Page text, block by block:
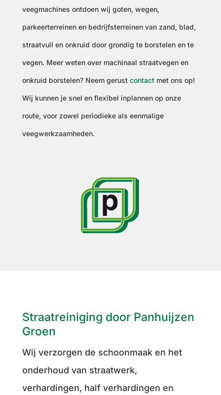
veegmachines ontdoen wij goten, wegen,
parkeerterreinen en bedrijfsterreinen van zand, blad,
straatvuil en onkruid door grondig te borstelen en te
vegen. Meer weten over machinaal straatvegen en
onkruid borstelen? Neem gerust contactmet ons op!
Wij kunnen je snel en flexibel inplannen op onze
route, voor zowel periodieke als eenmalige
veegwerkzaamheden.
Straatreiniging door Panhuijzen
Groen
Wij verzorgen de schoonmaak en het
onderhoud van straatwerk,
verhardingen, half verhardingen en